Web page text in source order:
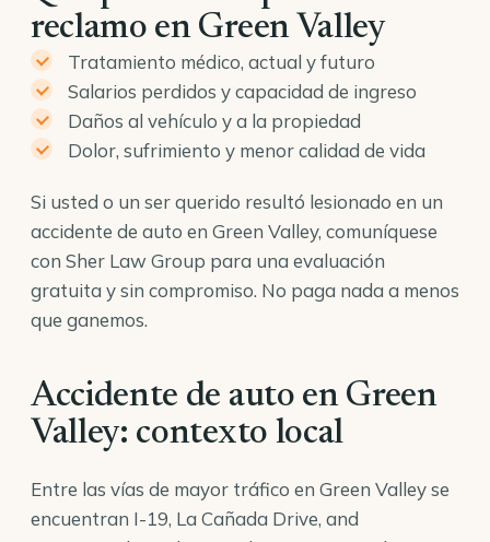
reclamo en Green Valley
Tratamiento médico, actual y futuro
Salarios perdidos y capacidad de ingreso
Daños al vehículo y a la propiedad
Dolor, sufrimiento y menor calidad de vida
Si usted o un ser querido resultó lesionado en un
accidente de auto en Green Valley, comuníquese
con Sher Law Group para una evaluación
gratuita y sin compromiso. No paga nada a menos
que ganemos.
Accidente de auto en Green
Valley: contexto local
Entre las vías de mayor tráfico en Green Valley se
encuentran I-19, La Cañada Drive, and